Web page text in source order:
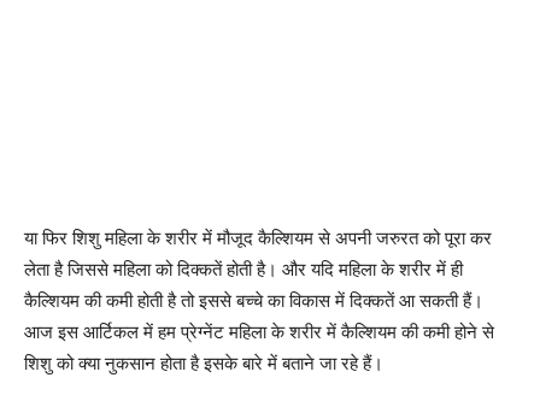
या फिर शिशु महिला के शरीर में मौजूद कैल्शियम से अपनी जरुरत को पूरा कर
लेता है जिससे महिला को दिक्कतें होती है। और यदि महिला के शरीर में ही
कैल्शियम की कमी होती है तो इससे बच्चे का विकास में दिक्कतें आ सकती हैं।
आज इस आर्टिकल में हम प्रेग्नेंट महिला के शरीर में कैल्शियम की कमी होने से
शिशु को क्या नुकसान होता है इसके बारे में बताने जा रहे हैं।